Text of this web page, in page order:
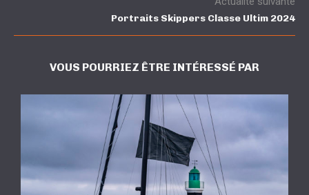
Portraits Skippers Classe Ultim 2024
VOUS POURRIEZ ÊTRE INTÉRESSÉ PAR